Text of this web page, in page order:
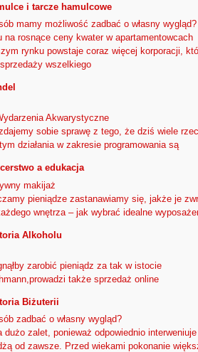
i tarcze hamulcowe
mamy możliwość zadbać o własny wygląd?
na rosnące ceny kwater w apartamentowcach
rynku powstaje coraz więcej korporacji,
wszelkiego
Akwarystyczne
sobie sprawę z tego, że dziś wiele
działania w zakresie programowania są
a edukacja
makijaż
pieniądze zastanawiamy się, jakże je
wnętrza – jak wybrać idealne
Alkoholu
zarobić pieniądz za tak w istocie
także sprzedaż online
Biżuterii
zadbać o własny wygląd?
dużo zalet, ponieważ odpowiednio interweniuje
od zawsze. Przed wiekami pokonanie